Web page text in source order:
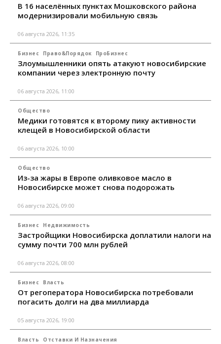
В 16 населённых пунктах Мошковского района
модернизировали мобильную связь
06 августа 2026, 11:35
Бизнес Право&Порядок ПроБизнес
Злоумышленники опять атакуют новосибирские
компании через электронную почту
06 августа 2026, 11:00
Общество
Медики готовятся к второму пику активности
клещей в Новосибирской области
06 августа 2026, 10:00
Общество
Из-за жары в Европе оливковое масло в
Новосибирске может снова подорожать
06 августа 2026, 09:00
Бизнес Недвижимость
Застройщики Новосибирска доплатили налоги на
сумму почти 700 млн рублей
06 августа 2026, 08:00
Бизнес Власть
От регоператора Новосибирска потребовали
погасить долги на два миллиарда
05 августа 2026, 19:00
Власть Отставки И Назначения